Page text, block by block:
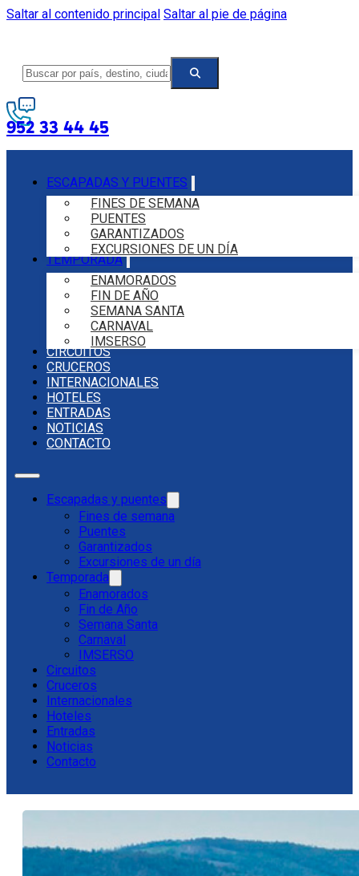
Saltar al contenido principal Saltar al pie de página
952 33 44 45
ESCAPADAS Y PUENTES
FINES DE SEMANA
PUENTES
GARANTIZADOS
EXCURSIONES DE UN DÍA
TEMPORADA
ENAMORADOS
FIN DE AÑO
SEMANA SANTA
CARNAVAL
IMSERSO
CIRCUITOS
CRUCEROS
INTERNACIONALES
HOTELES
ENTRADAS
NOTICIAS
CONTACTO
Escapadas y puentes
Fines de semana
Puentes
Garantizados
Excursiones de un día
Temporada
Enamorados
Fin de Año
Semana Santa
Carnaval
IMSERSO
Circuitos
Cruceros
Internacionales
Hoteles
Entradas
Noticias
Contacto